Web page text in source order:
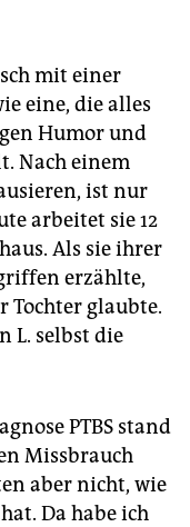
mit einer
eine, die alles
Humor und
Nach einem
ist nur
arbeitet sie 12
Als sie ihrer
erzählte,
Tochter glaubte.
L. selbst die
PTBS stand
Missbrauch
aber nicht, wie
Da habe ich